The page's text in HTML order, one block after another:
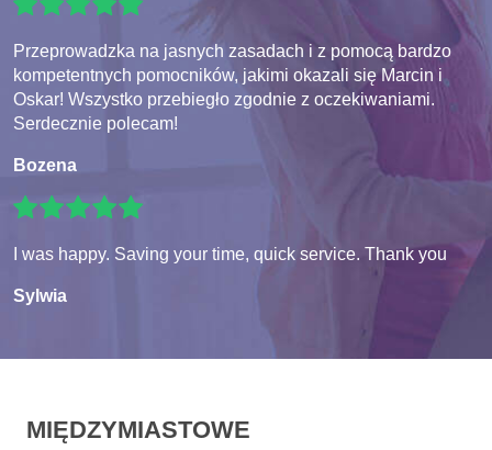
Przeprowadzka na jasnych zasadach i z pomocą bardzo
kompetentnych pomocników, jakimi okazali się Marcin i
Oskar! Wszystko przebiegło zgodnie z oczekiwaniami.
Serdecznie polecam!
Bozena
I was happy. Saving your time, quick service. Thank you
Sylwia
MIĘDZYMIASTOWE